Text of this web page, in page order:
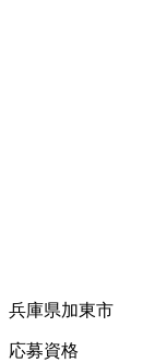
兵庫県加東市
応募資格